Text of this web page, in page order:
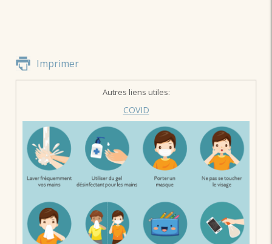
Imprimer
Autres liens utiles:
COVID